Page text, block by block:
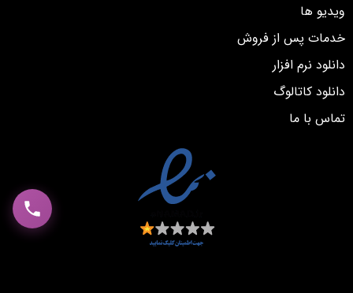
ویدیو ها
خدمات پس از فروش
دانلود نرم افزار
دانلود کاتالوگ
تماس با ما